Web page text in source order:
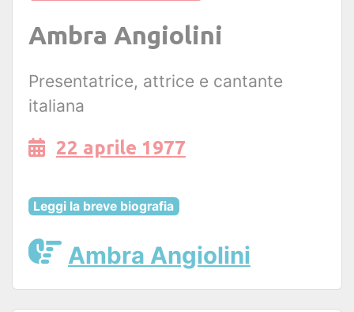
Ambra Angiolini
Presentatrice, attrice e cantante
italiana
22 aprile 1977
Leggi la breve biografia
Ambra Angiolini